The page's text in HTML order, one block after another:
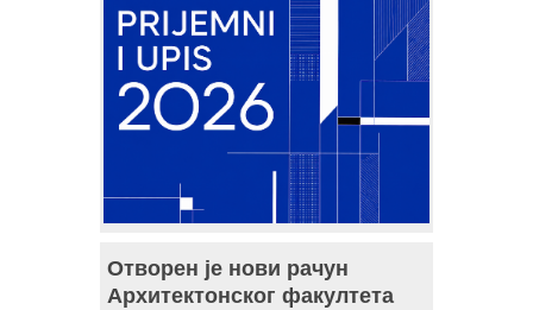
Отворен је нови рачун
Архитектонског факултета